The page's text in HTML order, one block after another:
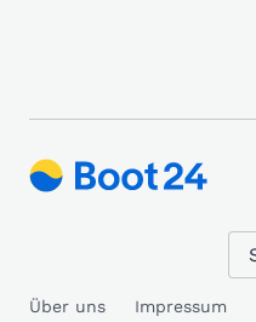
Über uns Impressum